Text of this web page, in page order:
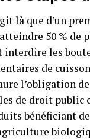
là que d’un
50 % de
les
de
l’obligation
de droit public
bénéficiant